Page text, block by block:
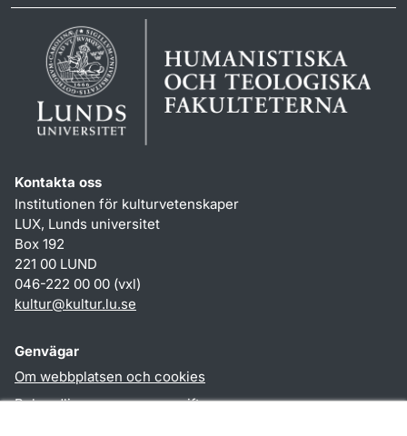
Kontakta oss
Institutionen för kulturvetenskaper
LUX, Lunds universitet
Box 192
221 00 LUND
046-222 00 00 (vxl)
kultur@kultur.lu.se
Genvägar
Om webbplatsen och cookies
Behandling av personuppgifter